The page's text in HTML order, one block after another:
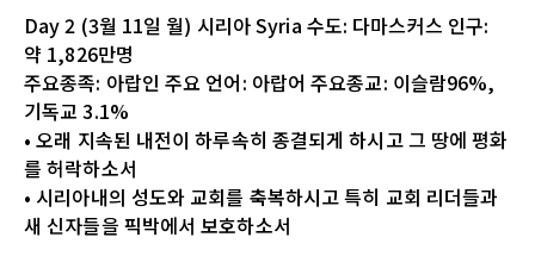
Day 2 (3월 11일 월) 시리아 Syria 수도: 다마스커스 인구:
약 1,826만명
주요종족: 아랍인 주요 언어: 아랍어 주요종교: 이슬람96%,
기독교 3.1%
• 오래 지속된 내전이 하루속히 종결되게 하시고 그 땅에 평화
를 허락하소서
• 시리아내의 성도와 교회를 축복하시고 특히 교회 리더들과
새 신자들을 픽박에서 보호하소서